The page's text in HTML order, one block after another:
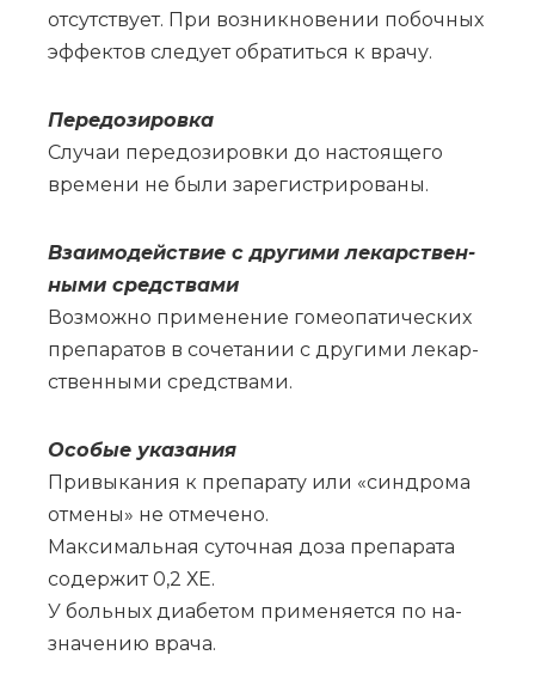
отсутствует. При возникновении побочных
эффектов следует обратиться к врачу.
Пе­ре­до­зи­ров­ка
Слу­чаи пе­ре­до­зи­ров­ки до на­сто­я­ще­го
вре­ме­ни не бы­ли за­ре­ги­стри­ро­ва­ны.
Вза­и­мо­действие с дру­ги­ми ле­кар­ствен­
ны­ми сред­ства­ми
Воз­мож­но при­ме­не­ние го­мео­па­ти­че­ских
пре­па­ра­тов в со­че­та­нии с дру­ги­ми ле­кар­
ствен­ны­ми сред­ства­ми.
Осо­бые ука­за­ния
При­вы­ка­ния к пре­па­ра­ту или «син­дро­ма
от­ме­ны» не от­ме­че­но.
Мак­си­маль­ная су­точ­ная до­за пре­па­ра­та
со­дер­жит 0,2 ХЕ.
У боль­ных диа­бе­том при­ме­ня­ет­ся по на­
зна­че­нию вра­ча.